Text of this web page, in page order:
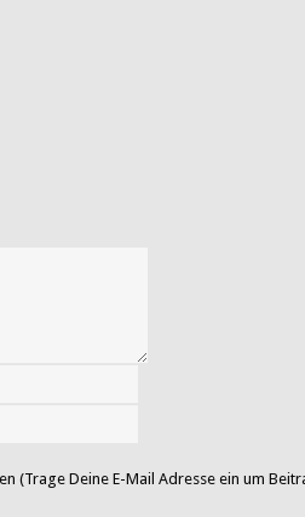
(Trage Deine E-Mail Adresse ein um